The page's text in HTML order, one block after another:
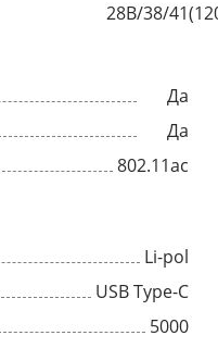
28B/38/
Да
Да
802.11ac
Li-pol
USB Type-C
5000